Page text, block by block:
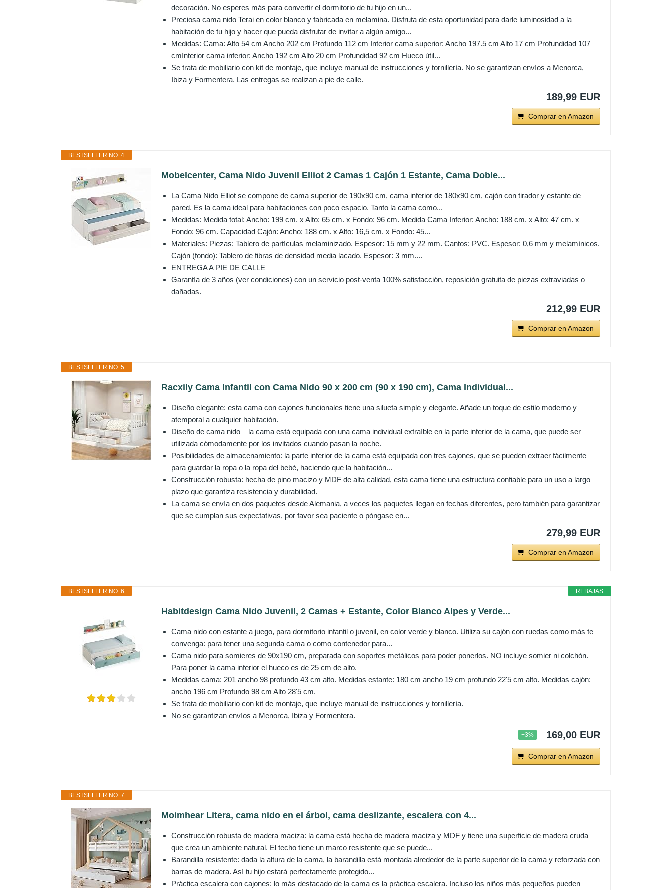
decoración. No esperes más para convertir el dormitorio de tu hijo en un...
Preciosa cama nido Terai en color blanco y fabricada en melamina. Disfruta de esta oportunidad para darle luminosidad a la
habitación de tu hijo y hacer que pueda disfrutar de invitar a algún amigo...
Medidas: Cama: Alto 54 cm Ancho 202 cm Profundo 112 cm Interior cama superior: Ancho 197.5 cm Alto 17 cm Profundidad 107
cmInterior cama inferior: Ancho 192 cm Alto 20 cm Profundidad 92 cm Hueco útil...
Se trata de mobiliario con kit de montaje, que incluye manual de instrucciones y tornillería. No se garantizan envíos a Menorca,
Ibiza y Formentera. Las entregas se realizan a pie de calle.
189,99 EUR
Comprar en Amazon
BESTSELLER NO. 4
Mobelcenter, Cama Nido Juvenil Elliot 2 Camas 1 Cajón 1 Estante, Cama Doble...
La Cama Nido Elliot se compone de cama superior de 190x90 cm, cama inferior de 180x90 cm, cajón con tirador y estante de
pared. Es la cama ideal para habitaciones con poco espacio. Tanto la cama como...
Medidas: Medida total: Ancho: 199 cm. x Alto: 65 cm. x Fondo: 96 cm. Medida Cama Inferior: Ancho: 188 cm. x Alto: 47 cm. x
Fondo: 96 cm. Capacidad Cajón: Ancho: 188 cm. x Alto: 16,5 cm. x Fondo: 45...
Materiales: Piezas: Tablero de partículas melaminizado. Espesor: 15 mm y 22 mm. Cantos: PVC. Espesor: 0,6 mm y melamínicos.
Cajón (fondo): Tablero de fibras de densidad media lacado. Espesor: 3 mm....
ENTREGA A PIE DE CALLE
Garantía de 3 años (ver condiciones) con un servicio post-venta 100% satisfacción, reposición gratuita de piezas extraviadas o
dañadas.
212,99 EUR
Comprar en Amazon
BESTSELLER NO. 5
Racxily Cama Infantil con Cama Nido 90 x 200 cm (90 x 190 cm), Cama Individual...
Diseño elegante: esta cama con cajones funcionales tiene una silueta simple y elegante. Añade un toque de estilo moderno y
atemporal a cualquier habitación.
Diseño de cama nido – la cama está equipada con una cama individual extraíble en la parte inferior de la cama, que puede ser
utilizada cómodamente por los invitados cuando pasan la noche.
Posibilidades de almacenamiento: la parte inferior de la cama está equipada con tres cajones, que se pueden extraer fácilmente
para guardar la ropa o la ropa del bebé, haciendo que la habitación...
Construcción robusta: hecha de pino macizo y MDF de alta calidad, esta cama tiene una estructura confiable para un uso a largo
plazo que garantiza resistencia y durabilidad.
La cama se envía en dos paquetes desde Alemania, a veces los paquetes llegan en fechas diferentes, pero también para garantizar
que se cumplan sus expectativas, por favor sea paciente o póngase en...
279,99 EUR
Comprar en Amazon
REBAJAS
BESTSELLER NO. 6
Habitdesign Cama Nido Juvenil, 2 Camas + Estante, Color Blanco Alpes y Verde...
Cama nido con estante a juego, para dormitorio infantil o juvenil, en color verde y blanco. Utiliza su cajón con ruedas como más te
convenga: para tener una segunda cama o como contenedor para...
Cama nido para somieres de 90x190 cm, preparada con soportes metálicos para poder ponerlos. NO incluye somier ni colchón.
Para poner la cama inferior el hueco es de 25 cm de alto.
Medidas cama: 201 ancho 98 profundo 43 cm alto. Medidas estante: 180 cm ancho 19 cm profundo 22'5 cm alto. Medidas cajón:
ancho 196 cm Profundo 98 cm Alto 28'5 cm.
Se trata de mobiliario con kit de montaje, que incluye manual de instrucciones y tornillería.
No se garantizan envíos a Menorca, Ibiza y Formentera.
−3% 169,00 EUR
Comprar en Amazon
BESTSELLER NO. 7
Moimhear Litera, cama nido en el árbol, cama deslizante, escalera con 4...
Construcción robusta de madera maciza: la cama está hecha de madera maciza y MDF y tiene una superficie de madera cruda
que crea un ambiente natural. El techo tiene un marco resistente que se puede...
Barandilla resistente: dada la altura de la cama, la barandilla está montada alrededor de la parte superior de la cama y reforzada con
barras de madera. Así tu hijo estará perfectamente protegido...
Práctica escalera con cajones: lo más destacado de la cama es la práctica escalera. Incluso los niños más pequeños pueden